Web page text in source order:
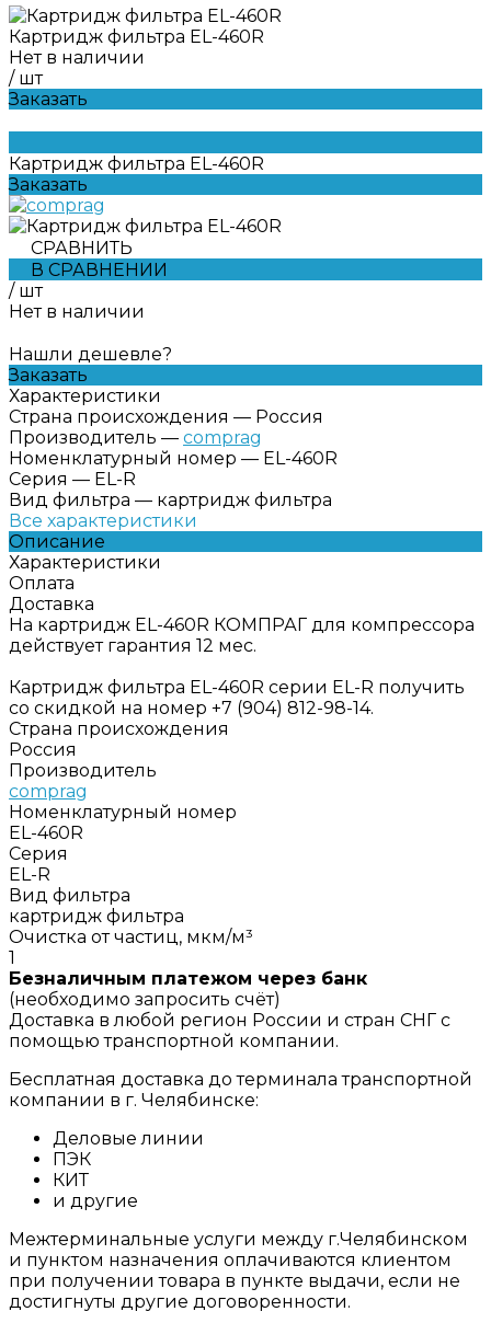
Картридж фильтра EL-460R
Нет в наличии
/ шт
Заказать
Картридж фильтра EL-460R
Заказать
СРАВНИТЬ
В СРАВНЕНИИ
/ шт
Нет в наличии
Нашли дешевле?
Заказать
Характеристики
Страна происхождения — Россия
Производитель — comprag
Номенклатурный номер — EL-460R
Серия — EL-R
Вид фильтра — картридж фильтра
Все характеристики
Описание
Характеристики
Оплата
Доставка
На картридж EL-460R КОМПРАГ для компрессора
действует гарантия 12 мес.
Картридж фильтра EL-460R серии EL-R получить
со скидкой на номер +7 (904) 812-98-14.
Страна происхождения
Россия
Производитель
comprag
Номенклатурный номер
EL-460R
Серия
EL-R
Вид фильтра
картридж фильтра
Очистка от частиц, мкм/м³
1
Безналичным платежом через банк
(необходимо запросить счёт)
Доставка в любой регион России и стран СНГ с
помощью транспортной компании.
Бесплатная доставка до терминала транспортной
компании в г. Челябинске:
Деловые линии
ПЭК
КИТ
и другие
Межтерминальные услуги между г.Челябинском
и пунктом назначения оплачиваются клиентом
при получении товара в пункте выдачи, если не
достигнуты другие договоренности.